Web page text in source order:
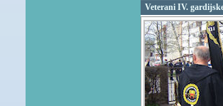
Veterani IV.